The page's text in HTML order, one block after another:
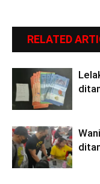
RELATED